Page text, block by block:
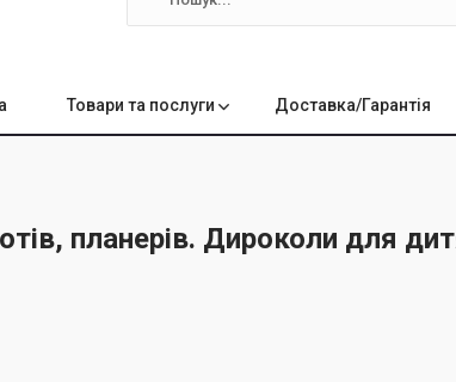
Товари та послуги Доставка/Гарантія
планерів. Дироколи для